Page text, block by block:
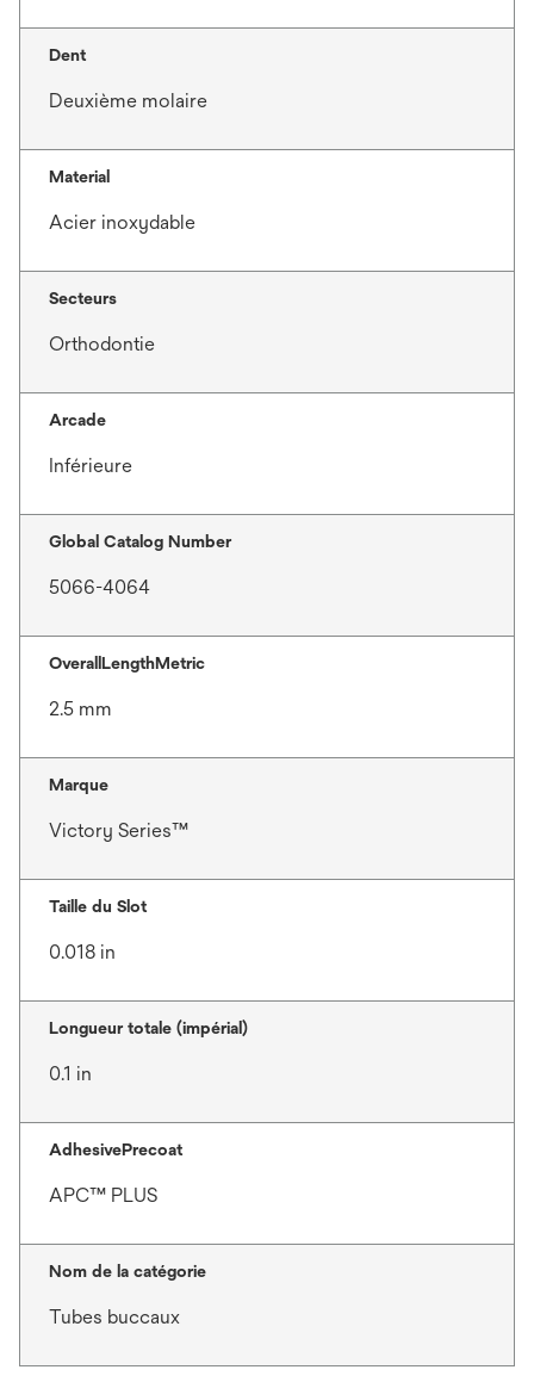
Dent
Deuxième molaire
Material
Acier inoxydable
Secteurs
Orthodontie
Arcade
Inférieure
Global Catalog Number
5066-4064
OverallLengthMetric
2.5 mm
Marque
Victory Series™
Taille du Slot
0.018 in
Longueur totale (impérial)
0.1 in
AdhesivePrecoat
APC™ PLUS
Nom de la catégorie
Tubes buccaux